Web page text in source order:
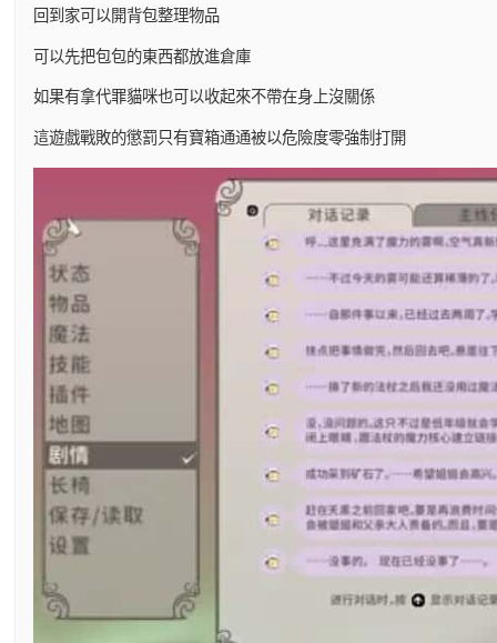
回到家可以開背包整理物品
可以先把包包的東西都放進倉庫
如果有拿代罪貓咪也可以收起來不帶在身上沒關係
這遊戲戰敗的懲罰只有寶箱通通被以危險度零強制打開